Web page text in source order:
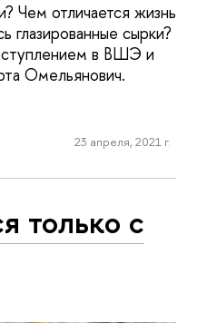
Чем отличается жизнь
сырки?
в ВШЭ и
Омельянович.
23 апреля, 2021 г.
только с